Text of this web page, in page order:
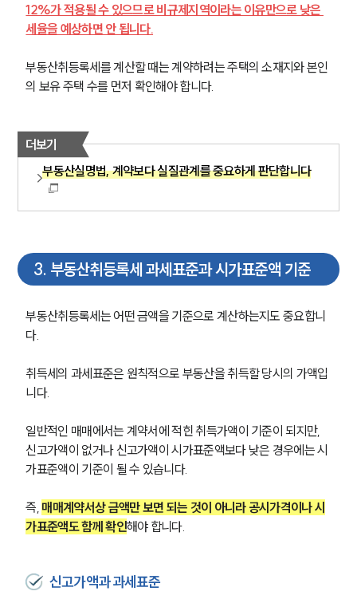
12%가 적용될 수 있으므로 비규제지역이라는 이유만으로 낮은
세율을 예상하면 안 됩니다.
부동산취등록세를 계산할 때는 계약하려는 주택의 소재지와 본인
의 보유 주택 수를 먼저 확인해야 합니다.
더보기
부동산실명법, 계약보다 실질관계를 중요하게 판단합니다
3. 부동산취등록세 과세표준과 시가표준액 기준
부동산취등록세는 어떤 금액을 기준으로 계산하는지도 중요합니
다.
취득세의 과세표준은 원칙적으로 부동산을 취득할 당시의 가액입
니다.
일반적인 매매에서는 계약서에 적힌 취득가액이 기준이 되지만,
신고가액이 없거나 신고가액이 시가표준액보다 낮은 경우에는 시
가표준액이 기준이 될 수 있습니다.
즉, 매매계약서상 금액만 보면 되는 것이 아니라 공시가격이나 시
가표준액도 함께 확인해야 합니다.
신고가액과 과세표준